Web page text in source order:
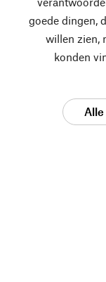
goede dingen,
willen zien,
konden